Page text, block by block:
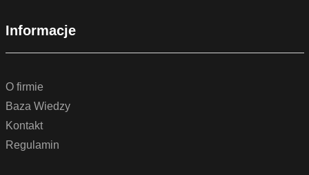
Informacje
O firmie
Baza Wiedzy
Kontakt
Regulamin